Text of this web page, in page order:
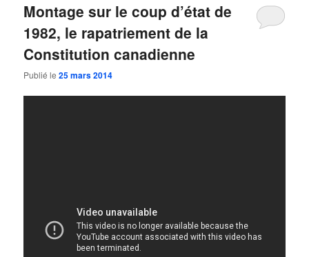
Montage sur le coup d’état de
1982, le rapatriement de la
Constitution canadienne
Publié le25 mars 2014